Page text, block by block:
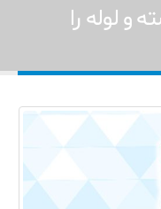
و لوله را